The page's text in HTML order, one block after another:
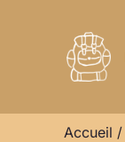
Accueil